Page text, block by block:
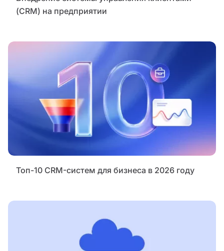
(CRM) на предприятии
Топ-10 CRM-систем для бизнеса в 2026 году